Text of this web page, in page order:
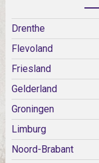
Drenthe
Flevoland
Friesland
Gelderland
Groningen
Limburg
Noord-Brabant